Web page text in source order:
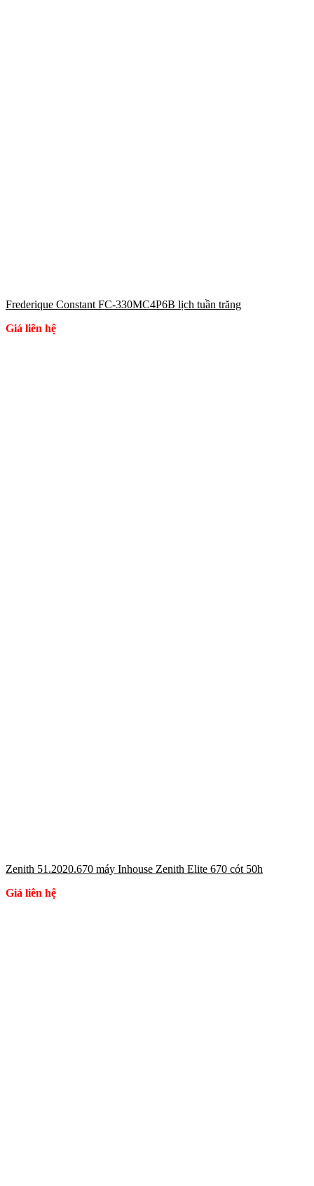
Frederique Constant FC-330MC4P6B lịch tuần trăng
Giá liên hệ
Zenith 51.2020.670 máy Inhouse Zenith Elite 670 cót 50h
Giá liên hệ